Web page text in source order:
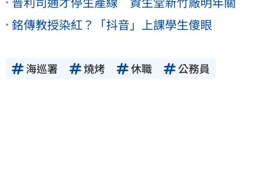
銘傳教授染紅？「抖音」上課學生傻眼
海巡署 燒烤 休職 公務員